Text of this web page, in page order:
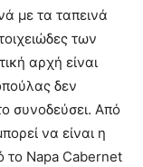
με τα ταπεινά
των
αρχή είναι
δεν
συνοδεύσει. Από
να είναι η
το Napa Cabernet